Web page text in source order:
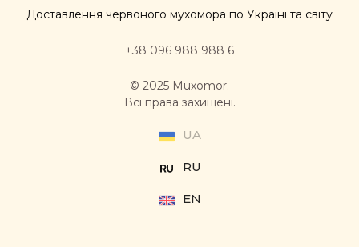
Доставлення червоного мухомора по Україні та світу
+38 096 988 988 6
© 2025 Muxomor.
Всі права захищені.
UA
RU
EN